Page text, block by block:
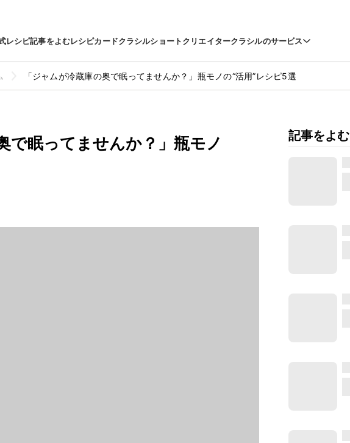
レシピ記事をよむレシピカードクラシルショートクリエイタークラシルのサービス
「ジャムが冷蔵庫の奥で眠ってませんか？」瓶モノの“活用”レシピ5選
で眠ってませんか？」瓶モノ
記事をよむ